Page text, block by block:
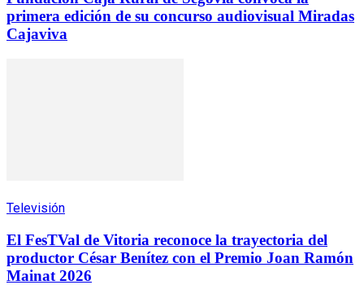
primera edición de su concurso audiovisual Miradas
Cajaviva
Televisión
El FesTVal de Vitoria reconoce la trayectoria del
productor César Benítez con el Premio Joan Ramón
Mainat 2026